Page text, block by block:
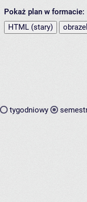
Pokaż plan w formacie:
HTML (stary)
tygodniowy